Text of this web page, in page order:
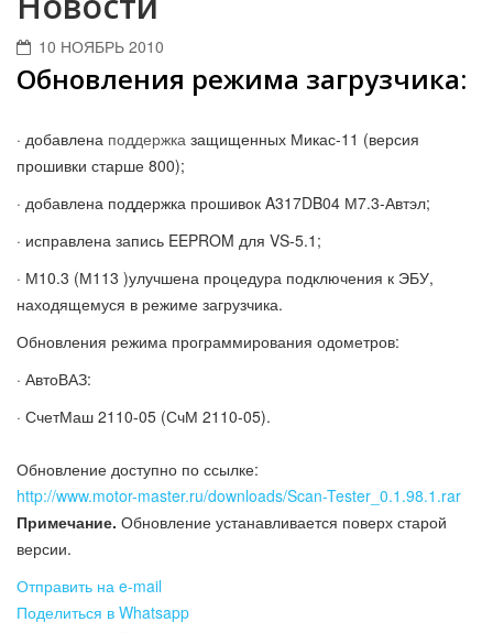
10 НОЯБРЬ 2010
Обновления режима загрузчика:
· добавлена поддержка защищенных Микас-11 (версия
прошивки старше 800);
· добавлена поддержка прошивок A317DB04 М7.3-Автэл;
· исправлена запись EEPROM для VS-5.1;
· М10.3 (М113 )улучшена процедура подключения к ЭБУ,
находящемуся в режиме загрузчика.
Обновления режима программирования одометров:
· АвтоВАЗ:
· СчетМаш 2110-05 (СчМ 2110-05).
Обновление доступно по ссылке:
http://www.motor-master.ru/downloads/Scan-Tester_0.1.98.1.rar
Примечание. Обновление устанавливается поверх старой
версии.
Отправить на e-mail
Поделиться в Whatsapp